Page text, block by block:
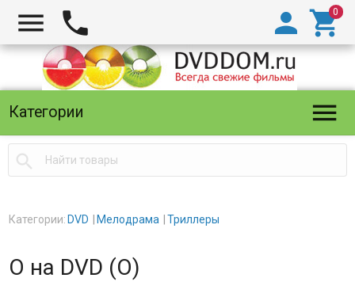
  

Категории 

Категории: DVD Мелодрама Триллеры
О на DVD (О)